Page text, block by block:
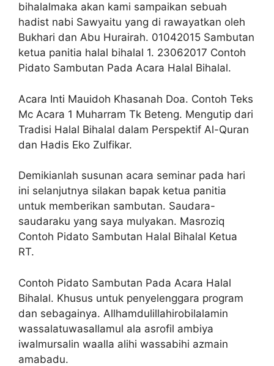
bihalalmaka akan kami sampaikan sebuah
hadist nabi Sawyaitu yang di rawayatkan oleh
Bukhari dan Abu Hurairah. 01042015 Sambutan
ketua panitia halal bihalal 1. 23062017 Contoh
Pidato Sambutan Pada Acara Halal Bihalal.
Acara Inti Mauidoh Khasanah Doa. Contoh Teks
Mc Acara 1 Muharram Tk Beteng. Mengutip dari
Tradisi Halal Bihalal dalam Perspektif Al-Quran
dan Hadis Eko Zulfikar.
Demikianlah susunan acara seminar pada hari
ini selanjutnya silakan bapak ketua panitia
untuk memberikan sambutan. Saudara-
saudaraku yang saya mulyakan. Masroziq
Contoh Pidato Sambutan Halal Bihalal Ketua
RT.
Contoh Pidato Sambutan Pada Acara Halal
Bihalal. Khusus untuk penyelenggara program
dan sebagainya. Allhamdulillahirobilalamin
wassalatuwasallamul ala asrofil ambiya
iwalmursalin waalla alihi wassabihi azmain
amabadu.